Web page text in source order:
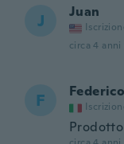
J Juan
circa 4 anni
F Federico